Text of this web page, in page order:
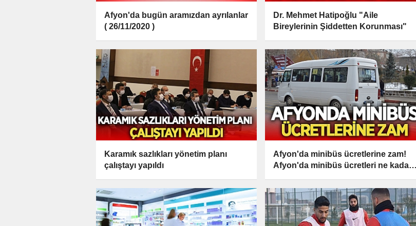
Afyon'da bugün aramızdan ayrılanlar
( 26/11/2020 )
Dr. Mehmet Hatipoğlu "Aile
Bireylerinin Şiddetten Korunması"
Karamık sazlıkları yönetim planı
çalıştayı yapıldı
Afyon'da minibüs ücretlerine zam!
Afyon'da minibüs ücretleri ne kadar